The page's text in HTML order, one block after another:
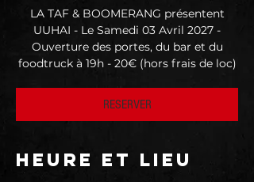
LA TAF & BOOMERANG présentent
UUHAI - Le Samedi 03 Avril 2027 -
Ouverture des portes, du bar et du
foodtruck à 19h - 20€ (hors frais de loc)
RESERVER
Heure et lieu